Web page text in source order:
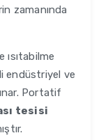
zamanında
ısıtabilme
endüstriyel ve
Portatif
tesisi